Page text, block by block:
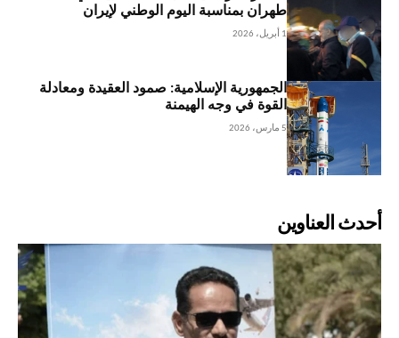
طهران بمناسبة اليوم الوطني لإيران
1 أبريل، 2026
الجمهورية الإسلامية: صمود العقيدة ومعادلة
القوة في وجه الهيمنة
5 مارس، 2026
أحدث العناوين